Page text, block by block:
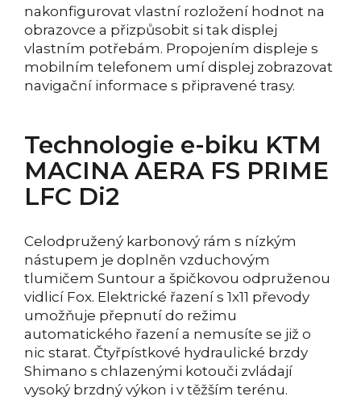
nakonfigurovat vlastní rozložení hodnot na
obrazovce a přizpůsobit si tak displej
vlastním potřebám. Propojením displeje s
mobilním telefonem umí displej zobrazovat
navigační informace s připravené trasy.
Technologie e-biku KTM
MACINA AERA FS PRIME
LFC Di2
Celodpružený karbonový rám s nízkým
nástupem je doplněn vzduchovým
tlumičem Suntour a špičkovou odpruženou
vidlicí Fox. Elektrické řazení s 1x11 převody
umožňuje přepnutí do režimu
automatického řazení a nemusíte se již o
nic starat. Čtyřpístkové hydraulické brzdy
Shimano s chlazenými kotouči zvládají
vysoký brzdný výkon i v těžším terénu.